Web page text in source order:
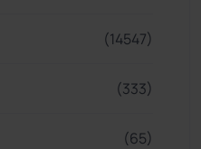
(14547)
(333)
(65)